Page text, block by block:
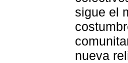
sigue el
nueva